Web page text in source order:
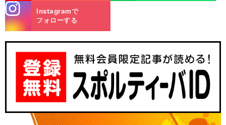
m
Instagramで
フォローする